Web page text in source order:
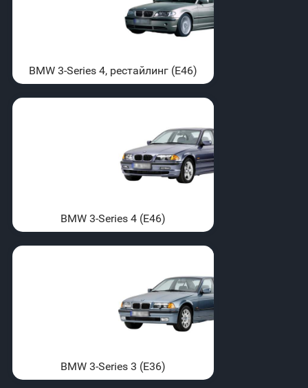
BMW 3-Series 4, рестайлинг (E46)
BMW 3-Series 4 (E46)
BMW 3-Series 3 (E36)